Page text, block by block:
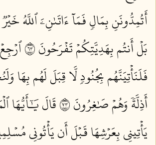
أَتُمِدُّونَنِ بِمَالٖ فَمَآ ءَاتَىٰنِۦَ ٱللَّهُ
بَلۡ أَنتُم بِهَدِيَّتِكُمۡ تَفۡرَحُونَ ٣٦
فَلَنَأۡتِيَنَّهُم بِجُنُودٖ لَّا قِبَلَ لَهُم بِهَا
أَذِلَّةٗ وَهُمۡ صَٰغِرُونَ ٣٧
قَالَ يَٰٓأَيُّهَا
يَأۡتِينِي بِعَرۡشِهَا قَبۡلَ أَن يَأۡتُونِي